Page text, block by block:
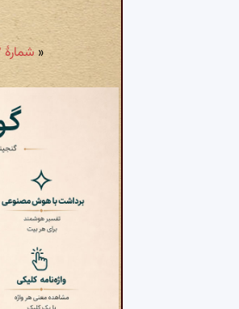
« شمارهٔ ۲۸۳: پیش سایل چه ضرورست بپا برخیزند؟